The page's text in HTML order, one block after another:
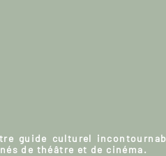
guide culturel
de théâtre et de cinéma.